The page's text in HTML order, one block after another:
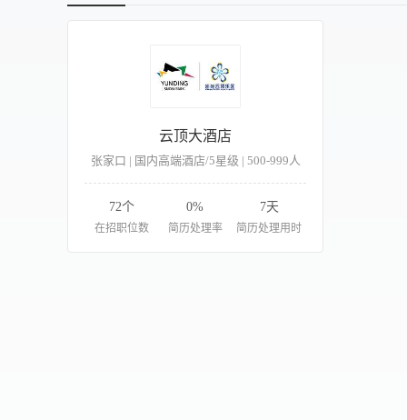
云顶大酒店
张家口 | 国内高端酒店/5星级 | 500-999人
72个
在招职位数
0%
简历处理率
7天
简历处理用时